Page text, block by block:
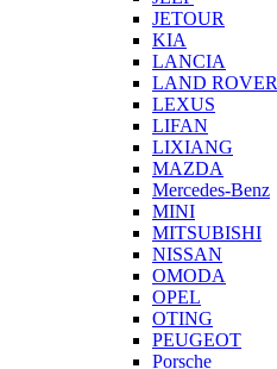
JETOUR
KIA
LANCIA
LAND ROVER
LEXUS
LIFAN
LIXIANG
MAZDA
Mercedes-Benz
MINI
MITSUBISHI
NISSAN
OMODA
OPEL
OTING
PEUGEOT
Porsche